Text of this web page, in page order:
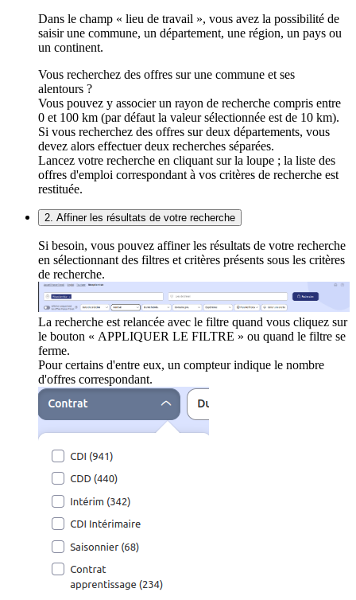
Dans le champ « lieu de travail », vous avez la possibilité de
saisir une commune, un département, une région, un pays ou
un continent.
Vous recherchez des offres sur une commune et ses
alentours ?
Vous pouvez y associer un rayon de recherche compris entre
0 et 100 km (par défaut la valeur sélectionnée est de 10 km).
Si vous recherchez des offres sur deux départements, vous
devez alors effectuer deux recherches séparées.
Lancez votre recherche en cliquant sur la loupe ; la liste des
offres d'emploi correspondant à vos critères de recherche est
restituée.
2. Affiner les résultats de votre recherche
Si besoin, vous pouvez affiner les résultats de votre recherche
en sélectionnant des filtres et critères présents sous les critères
de recherche.
La recherche est relancée avec le filtre quand vous cliquez sur
le bouton « APPLIQUER LE FILTRE » ou quand le filtre se
ferme.
Pour certains d'entre eux, un compteur indique le nombre
d'offres correspondant.